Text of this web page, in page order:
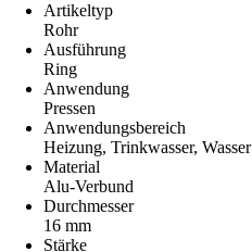
Artikeltyp
Rohr
Ausführung
Ring
Anwendung
Pressen
Anwendungsbereich
Heizung, Trinkwasser, Wasser
Material
Alu-Verbund
Durchmesser
16 mm
Stärke